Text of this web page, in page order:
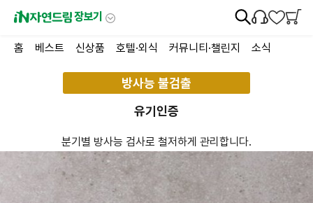
장보기
홈 베스트 신상품 호텔·외식 커뮤니티·챌린지 소식
방사능 불검출
유기인증
분기별 방사능 검사로 철저하게 관리합니다.